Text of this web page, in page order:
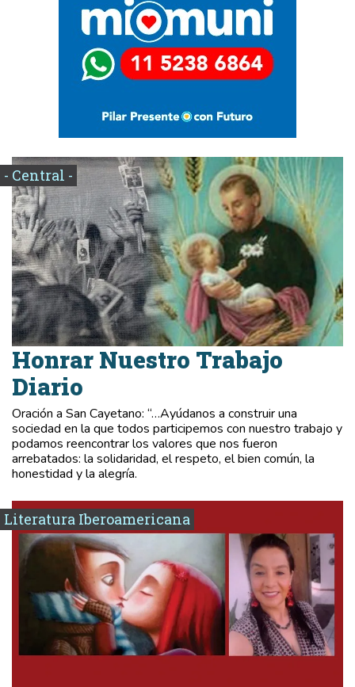
- Central -
Honrar Nuestro Trabajo
Diario
Oración a San Cayetano: “…Ayúdanos a construir una
sociedad en la que todos participemos con nuestro trabajo y
podamos reencontrar los valores que nos fueron
arrebatados: la solidaridad, el respeto, el bien común, la
honestidad y la alegría.
Literatura Iberoamericana